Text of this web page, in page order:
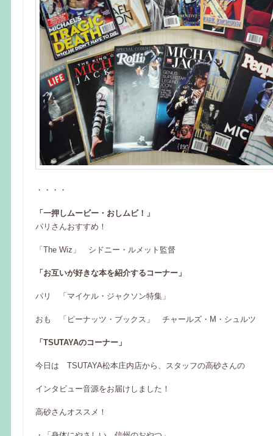
・・・・
「一押しムービー・おしムビ！」
パリさんおすすめ！
「The Wiz」 シドニー・ルメット監督
「お互いが好きな本を紹介するコーナー」
パリ 「マイケル・ジャクソン特集」
おも 「ピーナッツ・ブックス」 チャールズ・M・シュルツ
「TSUTAYAのコーナー」
今日は TSUTAYA松本庄内店から、スタッフの高砂さんの
インタビュー音源をお届けしました！
高砂さんオススメ！